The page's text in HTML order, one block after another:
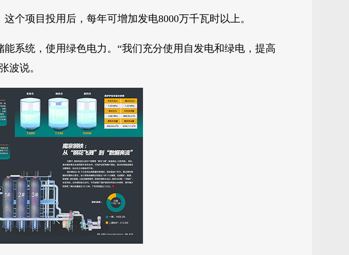
个项目投用后，每年可增加发电8000万千瓦时以上。
系统，使用绿色电力。“我们充分使用自发电和绿电，提高
波说。